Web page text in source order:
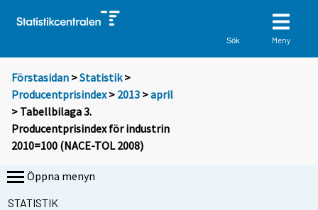
Sök Meny
Förstasidan >Statistik >
Producentprisindex> 2013 >april
> Tabellbilaga 3.
Producentprisindex för industrin
2010=100 (NACE-TOL 2008)
Öppna menyn
STATISTIK